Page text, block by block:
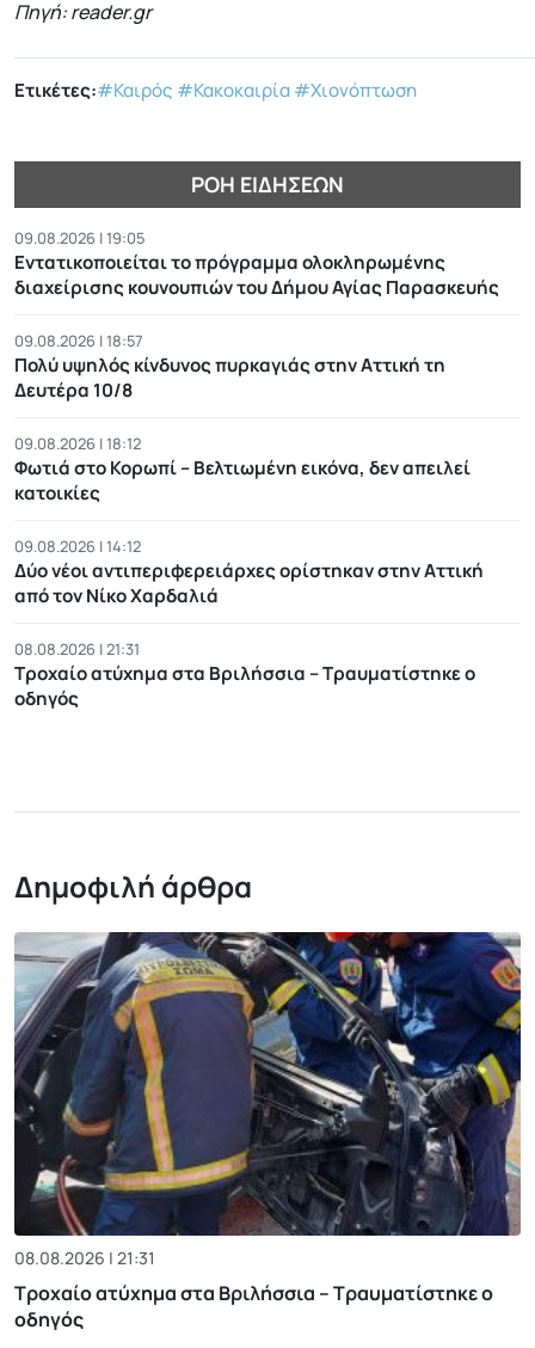
Πηγή: reader.gr
Ετικέτες:#Καιρός #Κακοκαιρία#Χιονόπτωση
ΡΟΉ ΕΙΔΉΣΕΩΝ
09.08.2026 | 19:05
Εντατικοποιείται το πρόγραμμα ολοκληρωμένης
διαχείρισης κουνουπιών του Δήμου Αγίας Παρασκευής
09.08.2026 | 18:57
Πολύ υψηλός κίνδυνος πυρκαγιάς στην Αττική τη
Δευτέρα 10/8
09.08.2026 | 18:12
Φωτιά στο Κορωπί – Βελτιωμένη εικόνα, δεν απειλεί
κατοικίες
09.08.2026 | 14:12
Δύο νέοι αντιπεριφερειάρχες ορίστηκαν στην Αττική
από τον Νίκο Χαρδαλιά
08.08.2026 | 21:31
Τροχαίο ατύχημα στα Βριλήσσια – Τραυματίστηκε ο
οδηγός
Δημοφιλή άρθρα
08.08.2026 | 21:31
Τροχαίο ατύχημα στα Βριλήσσια – Τραυματίστηκε ο
οδηγός